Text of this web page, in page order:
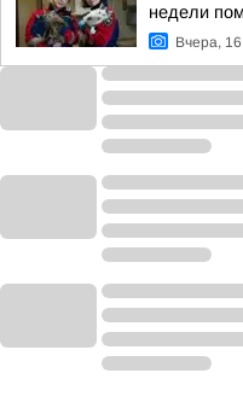
недели
Вчера,